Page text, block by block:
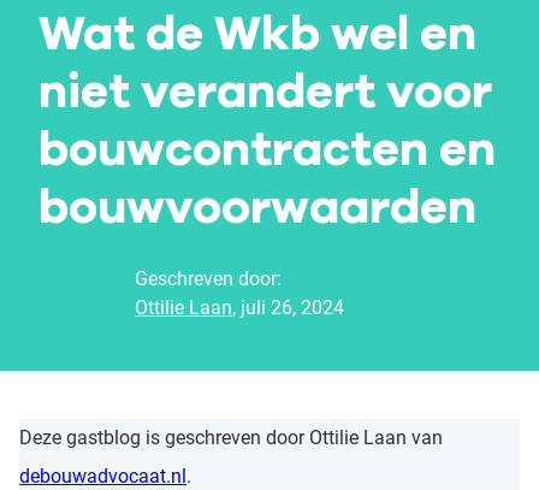
Wat de Wkb wel en
niet verandert voor
bouwcontracten en
bouwvoorwaarden
Geschreven door:
Ottilie Laan, juli 26, 2024
Deze gastblog is geschreven door Ottilie Laan van
debouwadvocaat.nl .